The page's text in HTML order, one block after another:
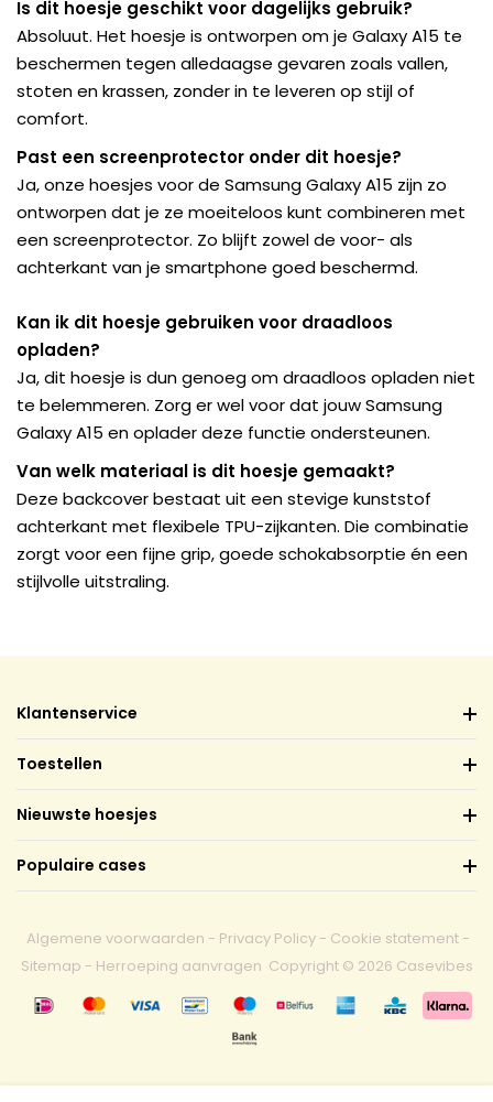
Is dit hoesje geschikt voor dagelijks gebruik?
Absoluut. Het hoesje is ontworpen om je Galaxy A15 te
beschermen tegen alledaagse gevaren zoals vallen,
stoten en krassen, zonder in te leveren op stijl of
comfort.
Past een screenprotector onder dit hoesje?
Ja, onze hoesjes voor de Samsung Galaxy A15 zijn zo
ontworpen dat je ze moeiteloos kunt combineren met
een screenprotector. Zo blijft zowel de voor- als
achterkant van je smartphone goed beschermd.
Kan ik dit hoesje gebruiken voor draadloos
opladen?
Ja, dit hoesje is dun genoeg om draadloos opladen niet
te belemmeren. Zorg er wel voor dat jouw Samsung
Galaxy A15 en oplader deze functie ondersteunen.
Van welk materiaal is dit hoesje gemaakt?
Deze backcover bestaat uit een stevige kunststof
achterkant met flexibele TPU-zijkanten. Die combinatie
zorgt voor een fijne grip, goede schokabsorptie én een
stijlvolle uitstraling.
Klantenservice
Toestellen
Nieuwste hoesjes
Populaire cases
Algemene voorwaarden - Privacy Policy - Cookie statement -
Sitemap - Herroeping aanvragen Copyright © 2026 Casevibes